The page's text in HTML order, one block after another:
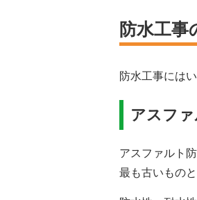
防水工事
防水工事には
アスフ
アスファルト
最も古いもの